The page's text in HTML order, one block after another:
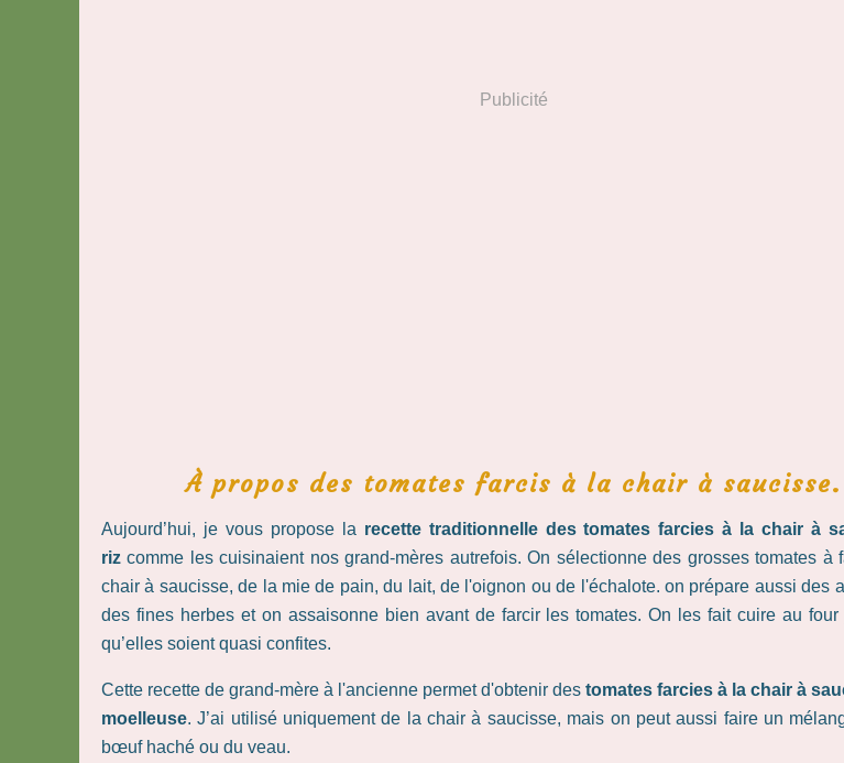
Publicité
À propos des tomates farcis à la chair à saucisse.
Aujourd’hui, je vous propose la recette traditionnelle des tomates farcies à la chair à
rizcomme les cuisinaient nos grand-mères autrefois. On sélectionne des grosses tomates à
chair à saucisse, de la mie de pain, du lait, de l'oignon ou de l'échalote. on prépare aussi des
des fines herbes et on assaisonne bien avant de farcir les tomates. On les fait cuire au
qu’elles soient quasi confites.
Cette recette de grand-mère à l'ancienne permet d'obtenir des tomates farcies à la chair à
moelleuse. J’ai utilisé uniquement de la chair à saucisse, mais on peut aussi faire un
bœuf haché ou du veau.